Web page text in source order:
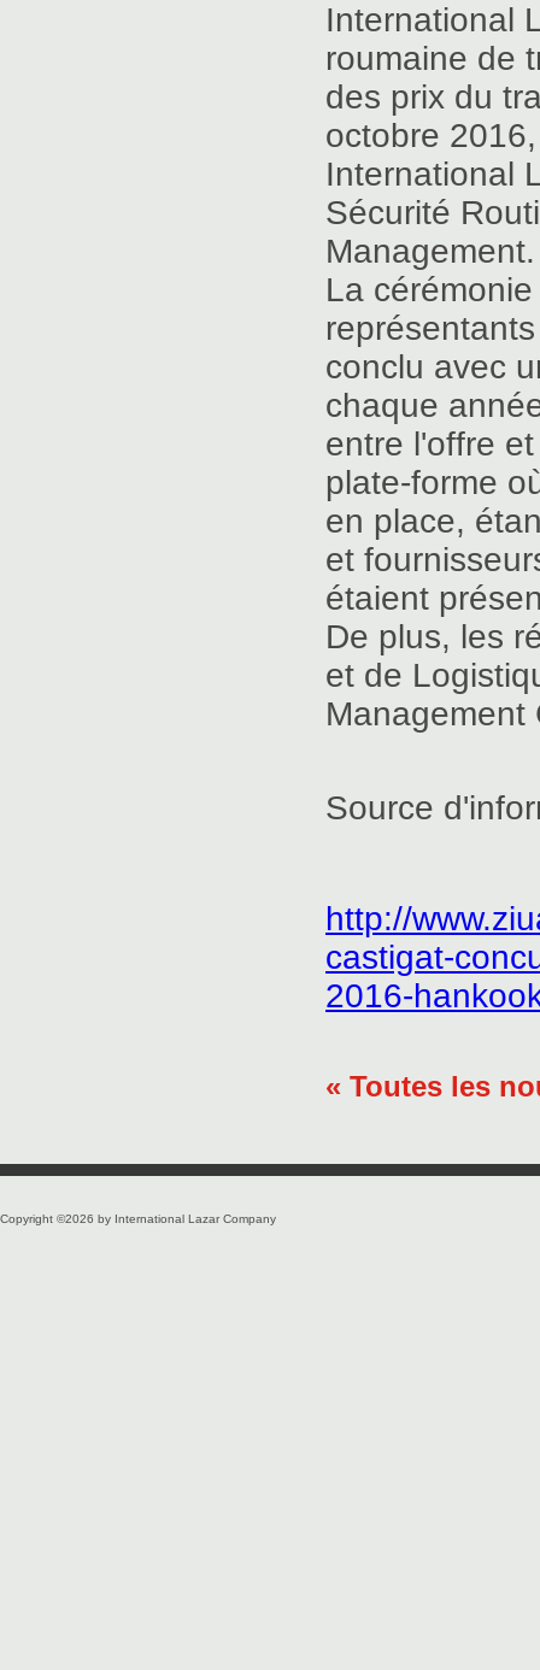
International
roumaine de
des prix du
octobre
International
Sécurité
Management.
La
conclu avec
chaque
entre l'offre
plate-forme
en place,
et
étaient
De plus, les
et de
Management
Source
http://
castigat-
2016-
« Toutes les
Copyright ©2026 by International Lazar Company